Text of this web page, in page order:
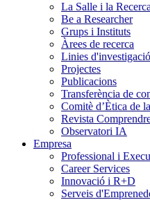
La Salle i la Recerca
Be a Researcher
Grups i Instituts
Àrees de recerca
Linies d'investigació
Projectes
Publicacions
Transferència de
Comitè d’Ètica de
Revista
Observatori IA
Empresa
Professional i
Career Services
Innovació i R+D
Serveis